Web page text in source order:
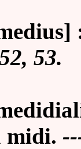
53.
midi.